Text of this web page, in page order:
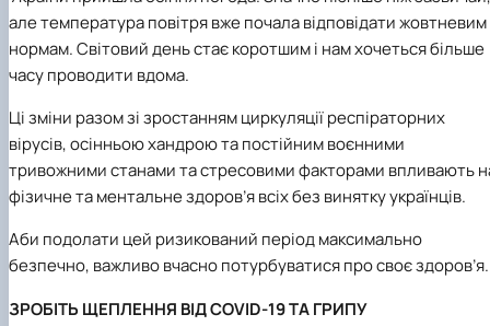
але температура повітря вже почала відповідати жовтневим
нормам. Світовий день стає коротшим і нам хочеться більше
часу проводити вдома.
Ці зміни разом зі зростанням циркуляції респіраторних
вірусів, осінньою хандрою та постійним воєнними
тривожними станами та стресовими факторами впливають
фізичне та ментальне здоров’я всіх без винятку українців.
Аби подолати цей ризикований період максимально
безпечно, важливо вчасно потурбуватися про своє здоров’я.
ЗРОБІТЬ ЩЕПЛЕННЯ ВІД COVID-19 ТА ГРИПУ